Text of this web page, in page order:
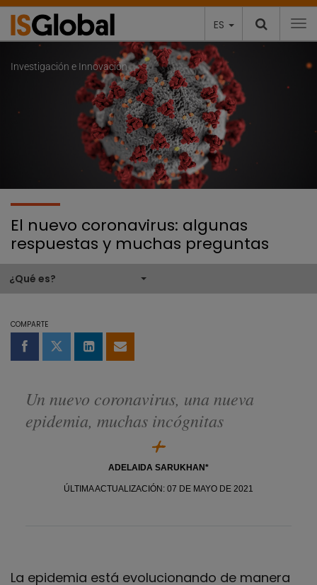
ES
Artículos destacados
El nuevo coronavirus: algunas
respuestas y muchas preguntas
¿Qué es?
Investigación e Innovación
COMPARTE
Compartir en Facebook
Compartir en Twitter
Compartir en LinkedIn
Compartir por email
Un nuevo coronavirus, una nueva
epidemia, muchas incógnitas
ADELAIDA SARUKHAN*
ÚLTIMA ACTUALIZACIÓN: 07 DE MAYO DE 2021
La epidemia está evolucionando de manera